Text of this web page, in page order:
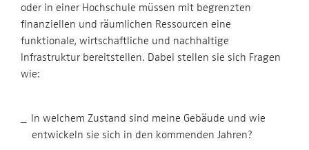
oder in einer Hochschule müssen mit begrenzten
finanziellen und räumlichen Ressourcen eine
funktionale, wirtschaftliche und nachhaltige
Infrastruktur bereitstellen. Dabei stellen sie sich Fragen
wie:
In welchem Zustand sind meine Gebäude und wie
entwickeln sie sich in den kommenden Jahren?